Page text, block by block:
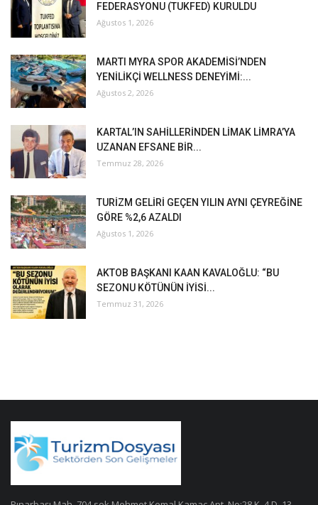
FEDERASYONU (TUKFED) KURULDU
Ağustos 1, 2026
MARTI MYRA SPOR AKADEMİSİ’NDEN
YENİLİKÇİ WELLNESS DENEYİMİ:...
Ağustos 2, 2026
KARTAL’IN SAHİLLERİNDEN LİMAK LİMRA’YA
UZANAN EFSANE BİR...
Temmuz 28, 2026
TURİZM GELİRİ GEÇEN YILIN AYNI ÇEYREĞİNE
GÖRE %2,6 AZALDI
Ağustos 1, 2026
AKTOB BAŞKANI KAAN KAVALOĞLU: “BU
SEZONU KÖTÜNÜN İYİSİ...
Temmuz 31, 2026